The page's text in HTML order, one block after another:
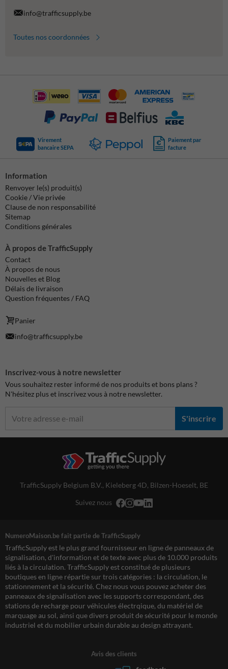
info@trafficsupply.be
Toutes nos coordonnées
Virement
bancaire SEPA
Paiement par
facture
Information
Renvoyer le(s) produit(s)
Cookie / Vie privée
Clause de non responsabilité
Sitemap
Conditions générales
À propos de TrafficSupply
Contact
À propos de nous
Nouvelles et Blog
Délais de livraison
Question fréquentes / FAQ
Panier
info@trafficsupply.be
Inscrivez-vous à notre newsletter
Vous souhaitez rester informé de nos produits et bons plans ?
N'hésitez plus et inscrivez vous à notre newsletter.
S'inscrire
TrafficSupply Belgium B.V., Kieleberg 4D, Bilzen-Hoeselt, BE
Suivez nous
NumeroMaison.be fait partie de TrafficSupply
TrafficSupply est le plus grand fournisseur en ligne de panneaux de
signalisation, d'information et de texte avec plus de 10.000 produits
liés à la circulation. TrafficSupply est constitué de plusieurs
boutiques en ligne répartie sur trois catégories : la circulation, le
stationnement et la sécurité. Chez nous vous pouvez acheter des
panneaux de signalisation avec les supports correspondant, des
stations de recharge pour véhicules électrqique, du matériel de
marquage au sol, ainsi que divers produit de sécurité pour le monde
industriel et du mobilier urbain durable au design attrayant.
Avis des clients